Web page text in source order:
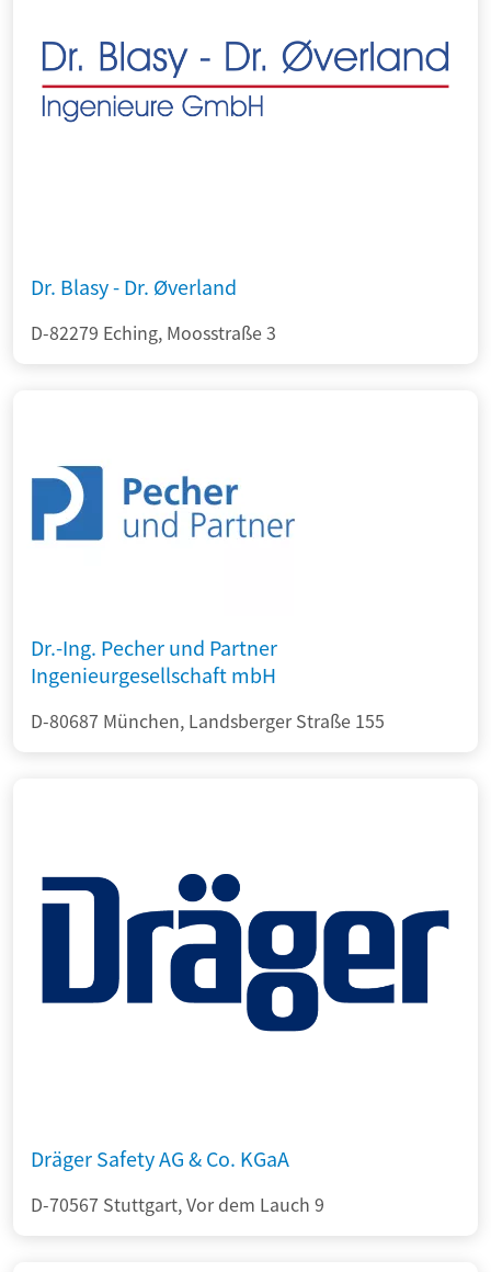
Dr. Blasy - Dr. Øverland
D-82279 Eching, Moosstraße 3
Dr.-Ing. Pecher und Partner
Ingenieurgesellschaft mbH
D-80687 München, Landsberger Straße 155
Dräger Safety AG & Co. KGaA
D-70567 Stuttgart, Vor dem Lauch 9